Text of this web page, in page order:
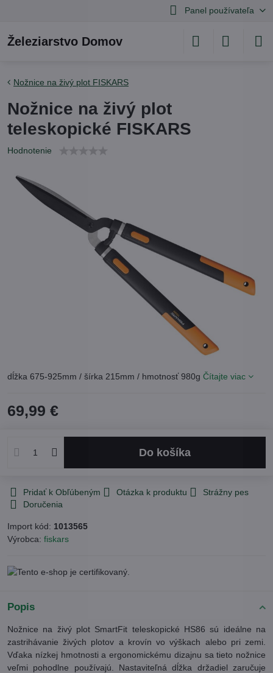
Panel používateľa
Železiarstvo Domov
Nožnice na živý plot FISKARS
Nožnice na živý plot
teleskopické FISKARS
Hodnotenie
dĺžka 675-925mm / šírka 215mm / hmotnosť 980g Čítajte viac
69,99 €
Do košíka
Pridať k Obľúbeným Otázka k produktu
Strážny pes
Doručenia
Import kód: 1013565
Výrobca: fiskars
Popis
Nožnice na živý plot SmartFit teleskopické HS86 sú ideálne na
zastrihávanie živých plotov a krovín vo výškach alebo pri zemi.
Vďaka nízkej hmotnosti a ergonomickému dizajnu sa tieto nožnice
veľmi pohodlne používajú. Nastaviteľná dĺžka držadiel zaručuje